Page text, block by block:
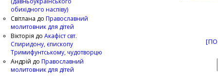
обихідного наспіву)
Світлана до Православний
молитовник для дітей
Вікторія до Акафіст свт.
Спиридону, єпископу
Тримифунтському, чудотворцю
Андрій до Православний
молитовник для дітей